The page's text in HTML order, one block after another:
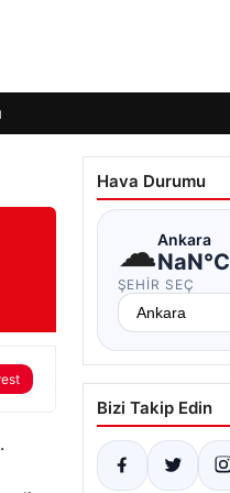
Hava Durumu
☁Ankara
NaN°C
ŞEHIR SEÇ
Bizi Takip Edin